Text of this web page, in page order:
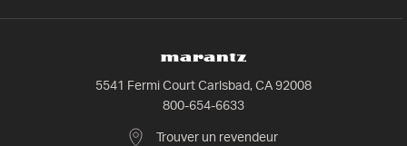
5541 Fermi Court Carlsbad, CA 92008
800-654-6633
Trouver un revendeur